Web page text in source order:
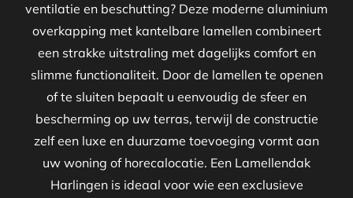
ventilatie en beschutting? Deze moderne aluminium
overkapping met kantelbare lamellen combineert
een strakke uitstraling met dagelijks comfort en
slimme functionaliteit. Door de lamellen te openen
of te sluiten bepaalt u eenvoudig de sfeer en
bescherming op uw terras, terwijl de constructie
zelf een luxe en duurzame toevoeging vormt aan
uw woning of horecalocatie. Een Lamellendak
Harlingen is ideaal voor wie een exclusieve